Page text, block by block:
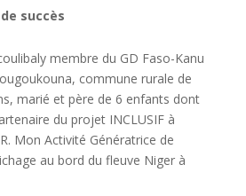
succès
membre du GD Faso-Kanu
commune rurale de
marié et père de 6 enfants dont
du projet INCLUSIF à
Mon Activité Génératrice de
au bord du fleuve Niger à